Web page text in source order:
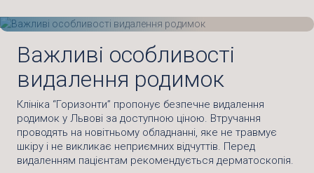
Важливі особливості
видалення родимок
Клініка “Горизонти” пропонує безпечне видалення
родимок у Львові за доступною ціною. Втручання
проводять на новітньому обладнанні, яке не травмує
шкіру і не викликає неприємних відчуттів. Перед
видаленням пацієнтам рекомендується дерматоскопія.